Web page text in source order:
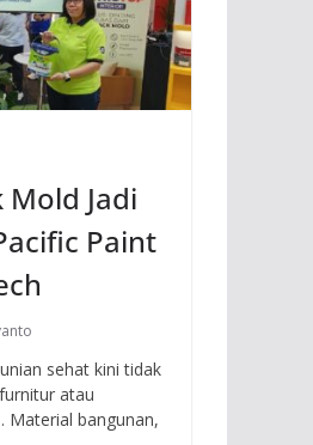
Mold Jadi
Paint
sehat kini tidak
atau
Material bangunan,